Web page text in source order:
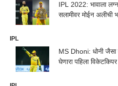
IPL 2022: भावाला
सलामीवर मोईन अलीची
IPL
MS Dhoni: धोनी
घेणारा पहिला विकेटकिपर